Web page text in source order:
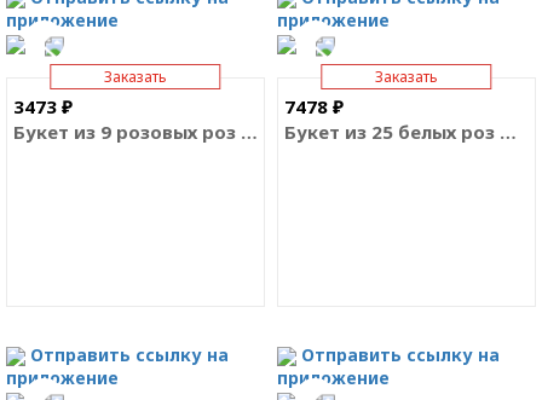
приложение
приложение
Заказать
7478 ₽
Букет из 25 белых роз Премиум
Отправить ссылку на
приложение
Заказать
3473 ₽
Букет из 9 розовых роз Премиум
Отправить ссылку на
приложение